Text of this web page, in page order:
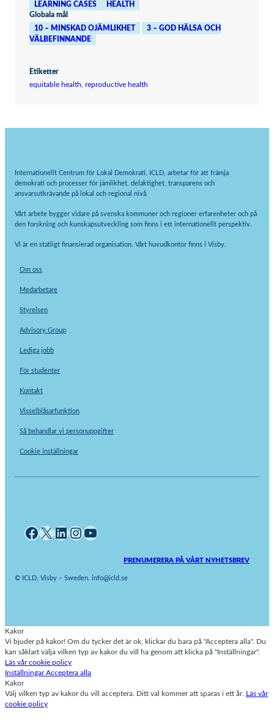
LEARNING CASES HEALTH
Globala mål
10 – MINSKAD OJÄMLIKHET
3 – GOD HÄLSA OCH
VÄLBEFINNANDE
Etiketter
equitable health
reproductive health
Internationellt Centrum för Lokal Demokrati, ICLD, arbetar för att främja
demokrati och processer för jämlikhet, delaktighet, transparens och
ansvarsutkrävande på lokal och regional nivå.
Vårt arbete bygger vidare på svenska kommuner och regioner erfarenheter och på
den forskning och kunskapsutveckling som finns i ett internationellt perspektiv.
Vi är en statligt finansierad organisation. Vårt huvudkontor finns i Visby.
Om oss
Medarbetare
Styrelsen
Advisory Group
Lediga jobb
För studenter
Kontakt
Visselblåsarfunktion
Så behandlar vi personuppgifter
Cookie inställningar
Facebook X LinkedIn InstagramYouTube
PRENUMERERA PÅ VÅRT NYHETSBREV
© ICLD, Visby – Sweden. info@icld.se
Kakor
Vi bjuder på kakor! Om du tycker det är ok, klickar du bara på "Acceptera alla". Du
kan såklart välja vilken typ av kakor du vill ha genom att klicka på "Inställningar".
Läs vår cookie policy
InställningarAcceptera alla
Kakor
Välj vilken typ av kakor du vill acceptera. Ditt val kommer att sparas i ett år.
Läs vår
cookie policy